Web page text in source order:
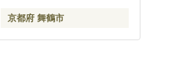
鶴市 京都府
京都府 舞鶴市